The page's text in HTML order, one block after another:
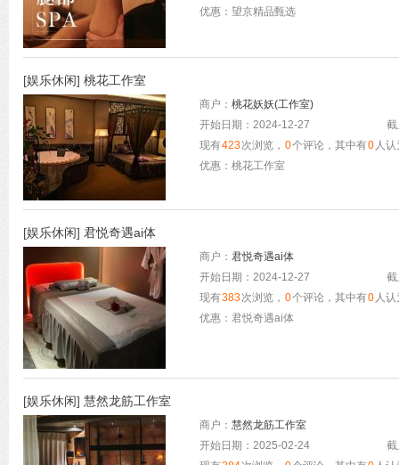
优惠：望京精品甄选
[娱乐休闲] 桃花工作室
商户： 桃花妖妖(工作室)
开始日期：2024-12-27
现有423次浏览， 0个评论，其中有0 人
优惠：桃花工作室
[娱乐休闲] 君悦奇遇ai体
商户： 君悦奇遇ai体
开始日期：2024-12-27
现有383次浏览， 0个评论，其中有0 人
优惠：君悦奇遇ai体
[娱乐休闲] 慧然龙筋工作室
商户： 慧然龙筋工作室
开始日期：2025-02-24